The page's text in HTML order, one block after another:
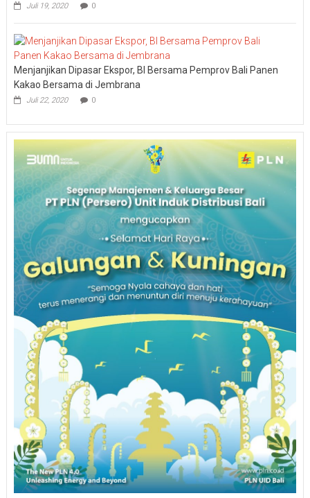
Juli 19, 2020 0
Menjanjikan Dipasar Ekspor, BI Bersama Pemprov Bali Panen
Kakao Bersama di Jembrana
Juli 22, 2020 0